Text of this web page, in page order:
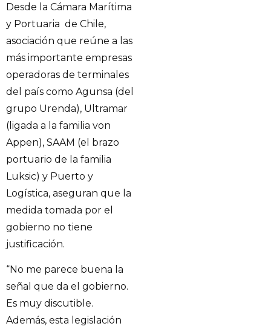
Desde la Cámara Marítima
y Portuaria de Chile,
asociación que reúne a las
más importante empresas
operadoras de terminales
del país como Agunsa (del
grupo Urenda), Ultramar
(ligada a la familia von
Appen), SAAM (el brazo
portuario de la familia
Luksic) y Puerto y
Logística, aseguran que la
medida tomada por el
gobierno no tiene
justificación.
“No me parece buena la
señal que da el gobierno.
Es muy discutible.
Además, esta legislación